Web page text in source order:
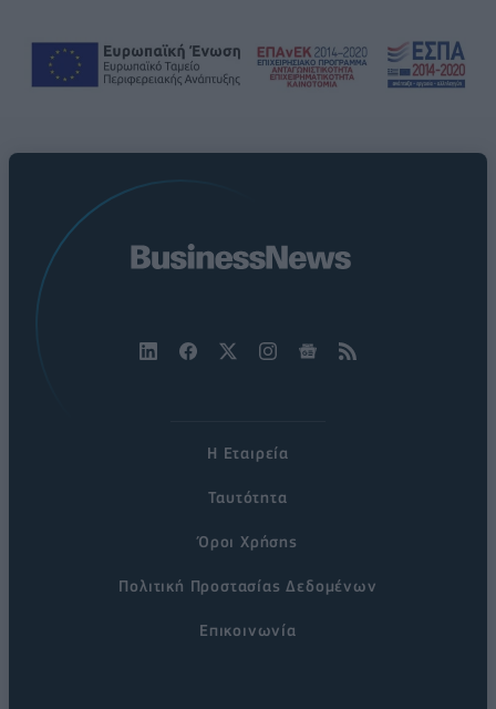
Η Εταιρεία
Ταυτότητα
Όροι Χρήσης
Πολιτική Προστασίας Δεδομένων
Επικοινωνία